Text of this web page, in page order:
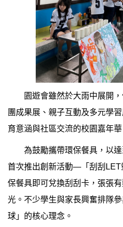
園遊會雖然於大雨中展開，
團成果展、親子互動及多元學
育意涵與社區交流的校園嘉年華
為鼓勵攜帶環保餐具，以達
首次推出創新活動—「刮刮LET
保餐具即可兌換刮刮卡，張張
光。不少學生與家長興奮排隊
球」的核心理念。